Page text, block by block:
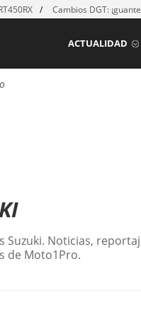
Cambios DGT:
ACTUALIDAD
Noticias,
de Moto1Pro.